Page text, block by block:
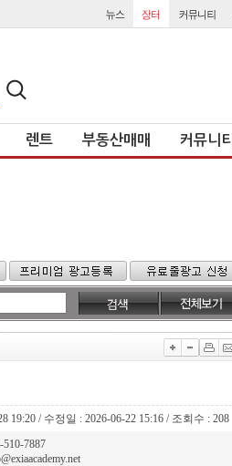
렌트 부동산매매 커뮤니티
19:20 / 수정일 : 2026-06-22 15:16 / 조회수 : 208
510-7887